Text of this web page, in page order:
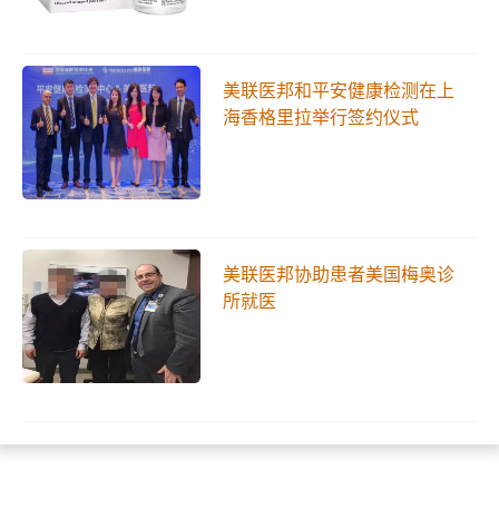
美联医邦和平安健康检测在上
海香格里拉举行签约仪式
美联医邦协助患者美国梅奥诊
所就医